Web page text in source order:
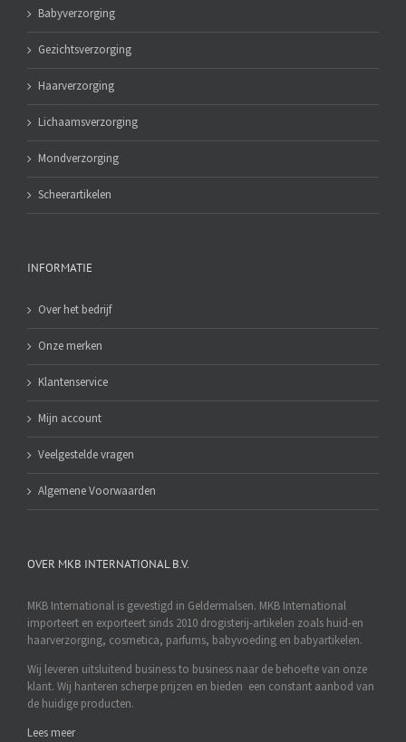
Babyverzorging
Gezichtsverzorging
Haarverzorging
Lichaamsverzorging
Mondverzorging
Scheerartikelen
INFORMATIE
Over het bedrijf
Onze merken
Klantenservice
Mijn account
Veelgestelde vragen
Algemene Voorwaarden
OVER MKB INTERNATIONAL B.V.
MKB International is gevestigd in Geldermalsen. MKB International
importeert en exporteert sinds 2010 drogisterij-artikelen zoals huid-en
haarverzorging, cosmetica, parfums, babyvoeding en babyartikelen.
Wij leveren uitsluitend business to business naar de behoefte van onze
klant. Wij hanteren scherpe prijzen en bieden een constant aanbod van
de huidige producten.
Lees meer